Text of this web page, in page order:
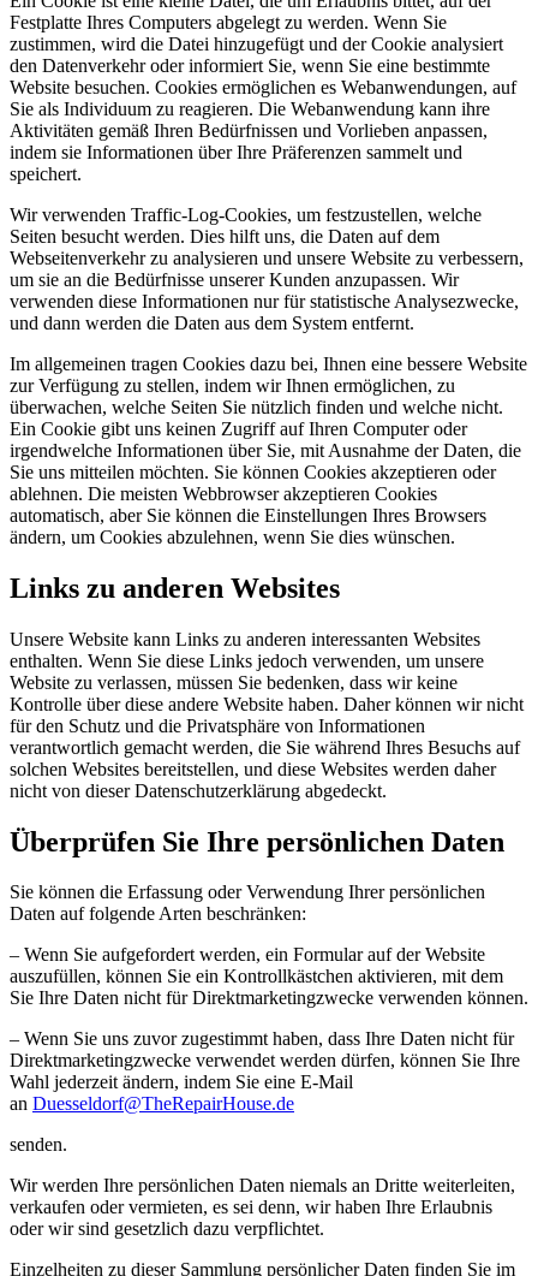
Festplatte Ihres Computers abgelegt zu werden. Wenn Sie
zustimmen, wird die Datei hinzugefügt und der Cookie analysiert
den Datenverkehr oder informiert Sie, wenn Sie eine bestimmte
Website besuchen. Cookies ermöglichen es Webanwendungen, auf
Sie als Individuum zu reagieren. Die Webanwendung kann ihre
Aktivitäten gemäß Ihren Bedürfnissen und Vorlieben anpassen,
indem sie Informationen über Ihre Präferenzen sammelt und
speichert.
Wir verwenden Traffic-Log-Cookies, um festzustellen, welche
Seiten besucht werden. Dies hilft uns, die Daten auf dem
Webseitenverkehr zu analysieren und unsere Website zu verbessern,
um sie an die Bedürfnisse unserer Kunden anzupassen. Wir
verwenden diese Informationen nur für statistische Analysezwecke,
und dann werden die Daten aus dem System entfernt.
Im allgemeinen tragen Cookies dazu bei, Ihnen eine bessere Website
zur Verfügung zu stellen, indem wir Ihnen ermöglichen, zu
überwachen, welche Seiten Sie nützlich finden und welche nicht.
Ein Cookie gibt uns keinen Zugriff auf Ihren Computer oder
irgendwelche Informationen über Sie, mit Ausnahme der Daten, die
Sie uns mitteilen möchten. Sie können Cookies akzeptieren oder
ablehnen. Die meisten Webbrowser akzeptieren Cookies
automatisch, aber Sie können die Einstellungen Ihres Browsers
ändern, um Cookies abzulehnen, wenn Sie dies wünschen.
Links zu anderen Websites
Unsere Website kann Links zu anderen interessanten Websites
enthalten. Wenn Sie diese Links jedoch verwenden, um unsere
Website zu verlassen, müssen Sie bedenken, dass wir keine
Kontrolle über diese andere Website haben. Daher können wir nicht
für den Schutz und die Privatsphäre von Informationen
verantwortlich gemacht werden, die Sie während Ihres Besuchs auf
solchen Websites bereitstellen, und diese Websites werden daher
nicht von dieser Datenschutzerklärung abgedeckt.
Überprüfen Sie Ihre persönlichen Daten
Sie können die Erfassung oder Verwendung Ihrer persönlichen
Daten auf folgende Arten beschränken:
– Wenn Sie aufgefordert werden, ein Formular auf der Website
auszufüllen, können Sie ein Kontrollkästchen aktivieren, mit dem
Sie Ihre Daten nicht für Direktmarketingzwecke verwenden können.
– Wenn Sie uns zuvor zugestimmt haben, dass Ihre Daten nicht für
Direktmarketingzwecke verwendet werden dürfen, können Sie Ihre
Wahl jederzeit ändern, indem Sie eine E-Mail
an Duesseldorf@TheRepairHouse.de
senden.
Wir werden Ihre persönlichen Daten niemals an Dritte weiterleiten,
verkaufen oder vermieten, es sei denn, wir haben Ihre Erlaubnis
oder wir sind gesetzlich dazu verpflichtet.
Einzelheiten zu dieser Sammlung persönlicher Daten finden Sie im